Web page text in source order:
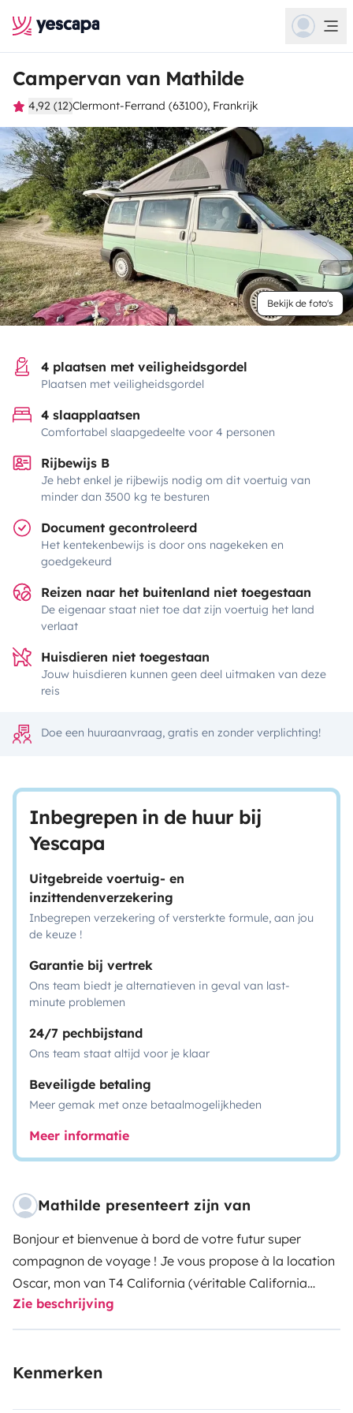
Campervan van Mathilde
4,92 (12)Clermont-Ferrand (63100), Frankrijk
Bekijk de foto's
4 plaatsen met veiligheidsgordel
Plaatsen met veiligheidsgordel
4 slaapplaatsen
Comfortabel slaapgedeelte voor 4 personen
Rijbewijs B
Je hebt enkel je rijbewijs nodig om dit voertuig van
minder dan 3500 kg te besturen
Document gecontroleerd
Het kentekenbewijs is door ons nagekeken en
goedgekeurd
Reizen naar het buitenland niet toegestaan
De eigenaar staat niet toe dat zijn voertuig het land
verlaat
Huisdieren niet toegestaan
Jouw huisdieren kunnen geen deel uitmaken van deze
reis
Doe een huuraanvraag, gratis en zonder verplichting!
Inbegrepen in de huur bij
Yescapa
Uitgebreide voertuig- en
inzittendenverzekering
Inbegrepen verzekering of versterkte formule, aan jou
de keuze !
Garantie bij vertrek
Ons team biedt je alternatieven in geval van last-
minute problemen
24/7 pechbijstand
Ons team staat altijd voor je klaar
Beveiligde betaling
Meer gemak met onze betaalmogelijkheden
Meer informatie
Mathilde presenteert zijn van
Bonjour et bienvenue à bord de votre futur super
compagnon de voyage ! Je vous propose à la location
Oscar, mon van T4 California (véritable California
d’origine, carte grise VASP, 4 places), prêt à vous faire
vivre de magnifiques vadrouilles, même en hiver !La
(voiture) sur les autoroutes.
Zie beschrijving
Kenmerken